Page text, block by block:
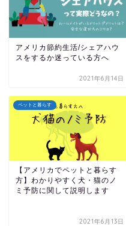
アメリカ節約生活/シェアハウ
スをするか迷っている方へ
2021年6月14日
ペットと暮らす
【アメリカでペットと暮らす
方】わかりやすく犬・猫のノ
ミ予防に関して説明します
2021年6月13日